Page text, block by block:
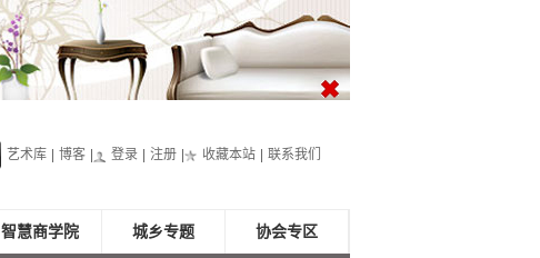
艺术库 博客 登录 注册 收藏本站 联系我们
智慧商学院 城乡专题 协会专区